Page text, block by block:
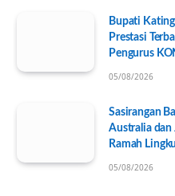
Bupati
Prestasi
Pengurus
05/08/2026
Sasirangan
Australia dan
Ramah
05/08/2026